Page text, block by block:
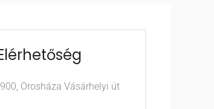
Orosháza Vásárhelyi út